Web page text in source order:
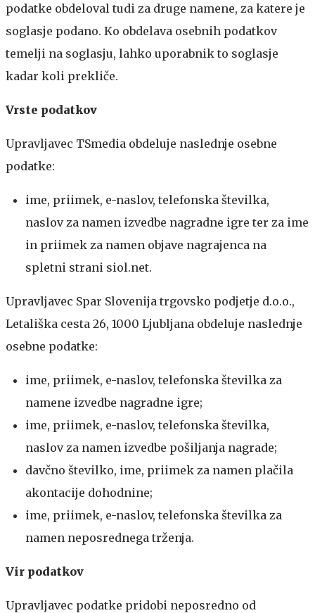
podatke obdeloval tudi za druge namene, za katere je
soglasje podano. Ko obdelava osebnih podatkov
temelji na soglasju, lahko uporabnik to soglasje
kadar koli prekliče.
Vrste podatkov
Upravljavec TSmedia obdeluje naslednje osebne
podatke:
ime, priimek, e-naslov, telefonska številka,
naslov za namen izvedbe nagradne igre ter za ime
in priimek za namen objave nagrajenca na
spletni strani siol.net.
Upravljavec Spar Slovenija trgovsko podjetje d.o.o.,
Letališka cesta 26, 1000 Ljubljana obdeluje naslednje
osebne podatke:
ime, priimek, e-naslov, telefonska številka za
namene izvedbe nagradne igre;
ime, priimek, e-naslov, telefonska številka,
naslov za namen izvedbe pošiljanja nagrade;
davčno številko, ime, priimek za namen plačila
akontacije dohodnine;
ime, priimek, e-naslov, telefonska številka za
namen neposrednega trženja.
Vir podatkov
Upravljavec podatke pridobi neposredno od